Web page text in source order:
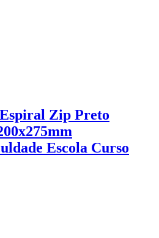
Zip Preto
Escola Curso